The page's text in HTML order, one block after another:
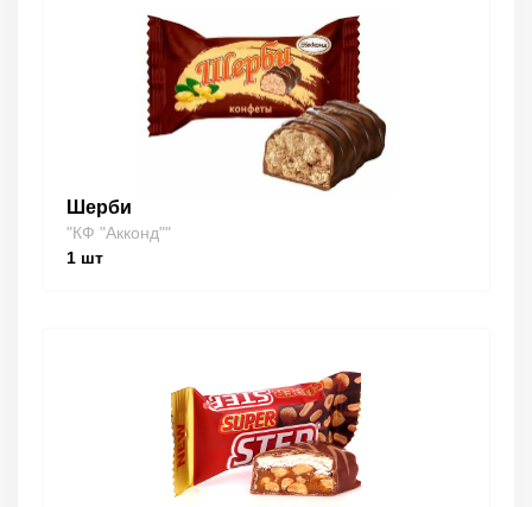
Шерби
"КФ "Акконд""
1 шт